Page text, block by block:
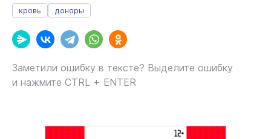
кровь доноры
Заметили ошибку в тексте? Выделите ошибку
и нажмите CTRL + ENTER